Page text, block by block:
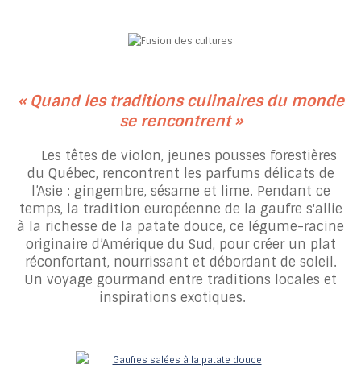
« Quand les traditions culinaires du monde
se rencontrent »
Les têtes de violon, jeunes pousses forestières
du Québec, rencontrent les parfums délicats de
l’Asie : gingembre, sésame et lime. Pendant ce
temps, la tradition européenne de la gaufre s'allie
à la richesse de la patate douce, ce légume-racine
originaire d’Amérique du Sud, pour créer un plat
réconfortant, nourrissant et débordant de soleil.
Un voyage gourmand entre traditions locales et
inspirations exotiques.